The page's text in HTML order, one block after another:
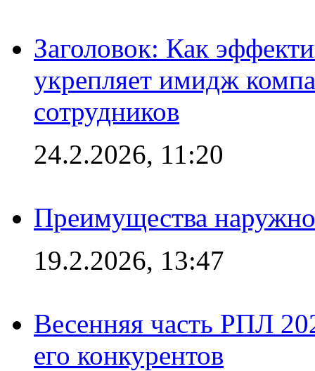
Заголовок: Как
укрепляет имидж
сотрудников
24.2.2026, 11:20
Преимущества
19.2.2026, 13:47
Весенняя часть РПЛ
его конкурентов